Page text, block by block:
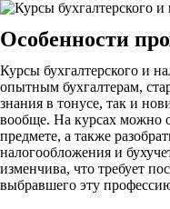
Особенности
Курсы бухгалтерского и
опытным бухгалтерам,
знания в тонусе, так и
вообще. На курсах
предмете, а также
налогообложения и
изменчива, что требует
выбравшего эту